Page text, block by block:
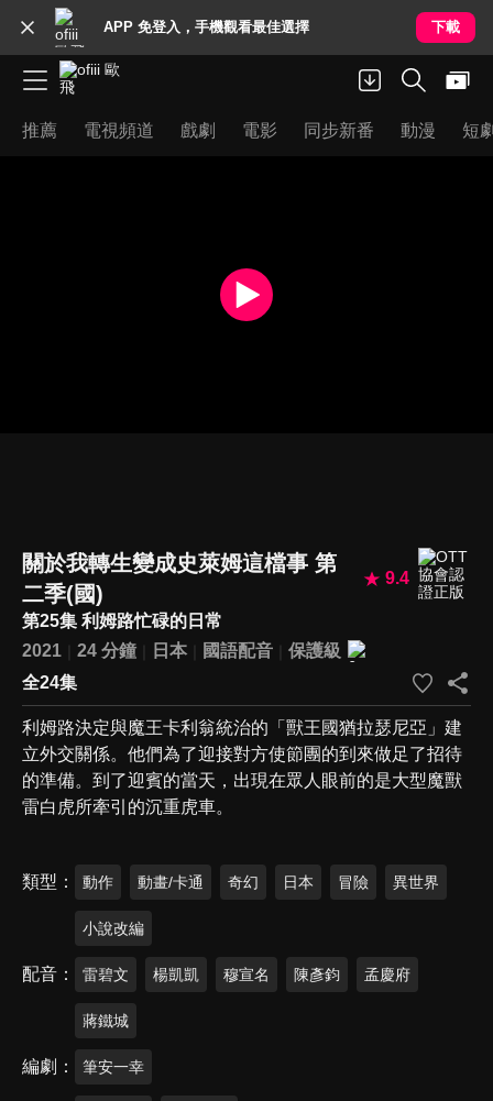
APP 免登入，手機觀看最佳選擇 下載
推薦 電視頻道 戲劇 電影 同步新番 動漫 短
關於我轉生變成史萊姆這檔事 第
二季(國)
9.4
第25集 利姆路忙碌的日常
2021
24 分鐘 日本 國語配音
保護級
全24集
利姆路決定與魔王卡利翁統治的「獸王國猶拉瑟尼亞」建
立外交關係。他們為了迎接對方使節團的到來做足了招待
的準備。到了迎賓的當天，出現在眾人眼前的是大型魔獸
雷白虎所牽引的沉重虎車。
類型 動作 動畫/卡通 奇幻 日本 冒險 異世界
小說改編
配音 雷碧文 楊凱凱 穆宣名 陳彥鈞 孟慶府
蔣鐵城
編劇 筆安一幸